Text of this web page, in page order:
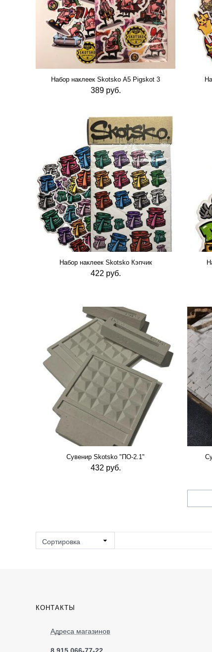
Набор наклеек Skotsko А5 Pigskot 3
389 руб.
Набор наклеек Skotsko Кэпчик
422 руб.
Сувенир Skotsko "ПО-2.1"
432 руб.
Сортировка
КОНТАКТЫ
Адреса магазинов